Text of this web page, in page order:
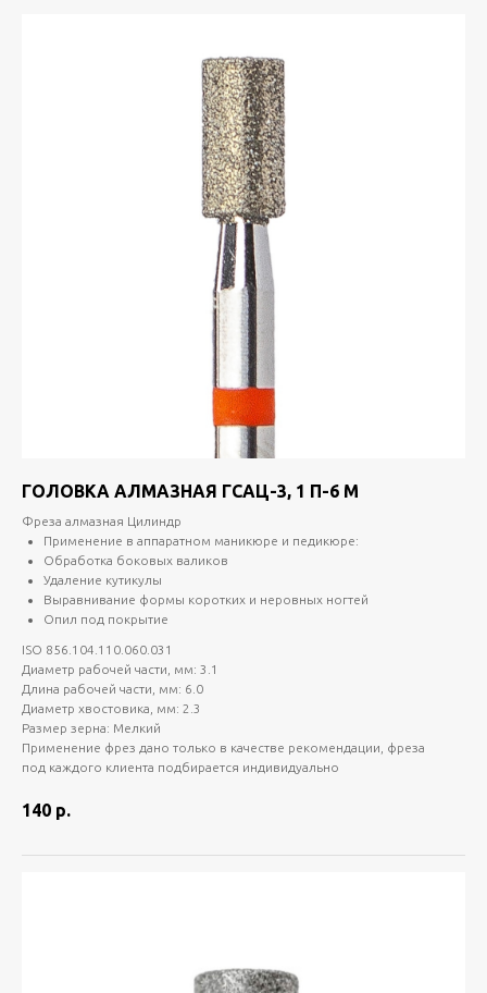
ГОЛОВКА АЛМАЗНАЯ ГСАЦ-3, 1 П-6 М
Фреза алмазная Цилиндр
Применение в аппаратном маникюре и педикюре:
Обработка боковых валиков
Удаление кутикулы
Выравнивание формы коротких и неровных ногтей
Опил под покрытие
ISO 856.104.110.060.031
Диаметр рабочей части, мм: 3.1
Длина рабочей части, мм: 6.0
Диаметр хвостовика, мм: 2.3
Размер зерна: Мелкий
Применение фрез дано только в качестве рекомендации, фреза
под каждого клиента подбирается индивидуально
140 р.